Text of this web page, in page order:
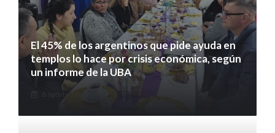
El 45% de los argentinos que pide ayuda en
templos lo hace por crisis económica, según
un informe de la UBA
8 agosto 2026